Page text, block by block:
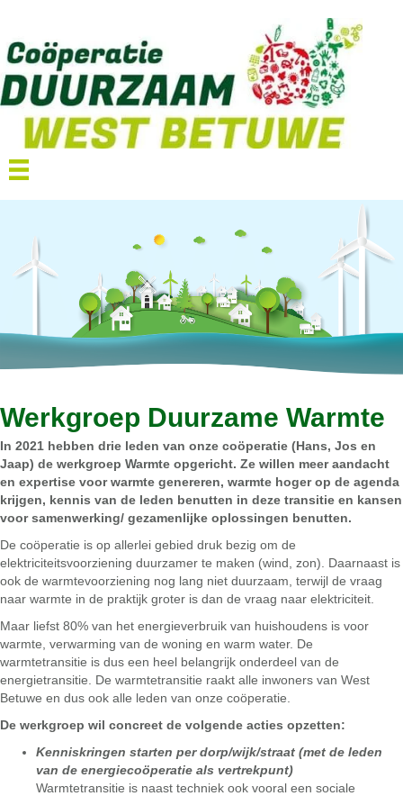
Werkgroep Duurzame Warmte
In 2021 hebben drie leden van onze coöperatie (Hans, Jos en
Jaap) de werkgroep Warmte opgericht. Ze willen meer aandacht
en expertise voor warmte genereren, warmte hoger op de agenda
krijgen, kennis van de leden benutten in deze transitie en kansen
voor samenwerking/ gezamenlijke oplossingen benutten.
De coöperatie is op allerlei gebied druk bezig om de
elektriciteitsvoorziening duurzamer te maken (wind, zon). Daarnaast is
ook de warmtevoorziening nog lang niet duurzaam, terwijl de vraag
naar warmte in de praktijk groter is dan de vraag naar elektriciteit.
Maar liefst 80% van het energieverbruik van huishoudens is voor
warmte, verwarming van de woning en warm water. De
warmtetransitie is dus een heel belangrijk onderdeel van de
energietransitie. De warmtetransitie raakt alle inwoners van West
Betuwe en dus ook alle leden van onze coöperatie.
De werkgroep wil concreet de volgende acties opzetten:
Kenniskringen starten per dorp/wijk/straat (met de leden
van de energiecoöperatie als vertrekpunt)
Warmtetransitie is naast techniek ook vooral een sociale